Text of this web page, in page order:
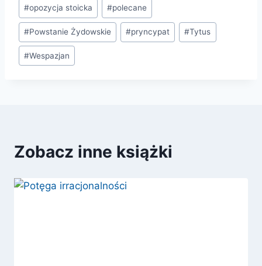
#opozycja stoicka #polecane
#Powstanie Żydowskie #pryncypat #Tytus
#Wespazjan
Zobacz inne książki